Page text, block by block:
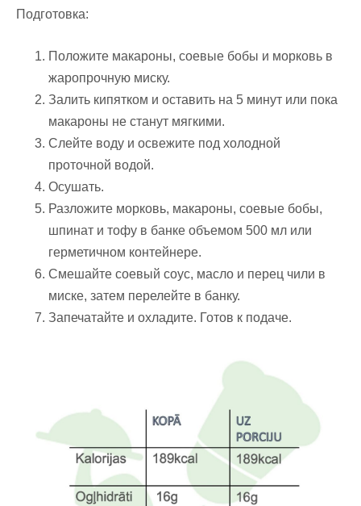
Подготовка:
Положите макароны, соевые бобы и морковь в
жаропрочную миску.
Залить кипятком и оставить на 5 минут или пока
макароны не станут мягкими.
Слейте воду и освежите под холодной
проточной водой.
Осушать.
Разложите морковь, макароны, соевые бобы,
шпинат и тофу в банке объемом 500 мл или
герметичном контейнере.
Смешайте соевый соус, масло и перец чили в
миске, затем перелейте в банку.
Запечатайте и охладите. Готов к подаче.